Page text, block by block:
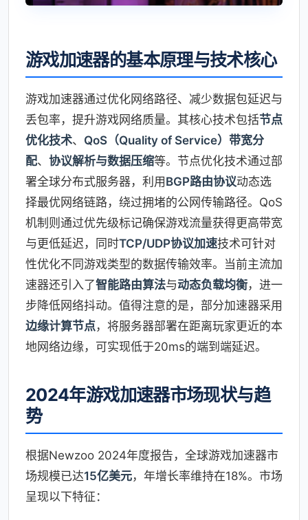
游戏加速器的基本原理与技术核心
游戏加速器通过优化网络路径、减少数据包延迟与
丢包率，提升游戏网络质量。其核心技术包括节点
优化技术、 QoS（Quality of Service）带宽分
配、 协议解析与数据压缩等。节点优化技术通过部
署全球分布式服务器，利用 BGP路由协议动态选
择最优网络链路，绕过拥堵的公网传输路径。QoS
机制则通过优先级标记确保游戏流量获得更高带宽
与更低延迟，同时TCP/UDP协议加速技术可针对
性优化不同游戏类型的数据传输效率。当前主流加
速器还引入了智能路由算法与动态负载均衡，进一
步降低网络抖动。值得注意的是，部分加速器采用
边缘计算节点，将服务器部署在距离玩家更近的本
地网络边缘，可实现低于20ms的端到端延迟。
2024年游戏加速器市场现状与趋
势
根据Newzoo 2024年度报告，全球游戏加速器市
场规模已达15亿美元，年增长率维持在18%。市场
呈现以下特征：